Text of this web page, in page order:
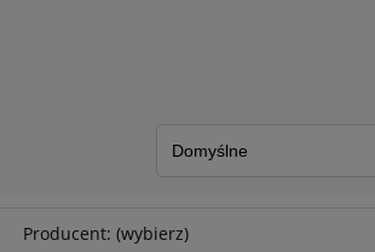
Producent: (wybierz)